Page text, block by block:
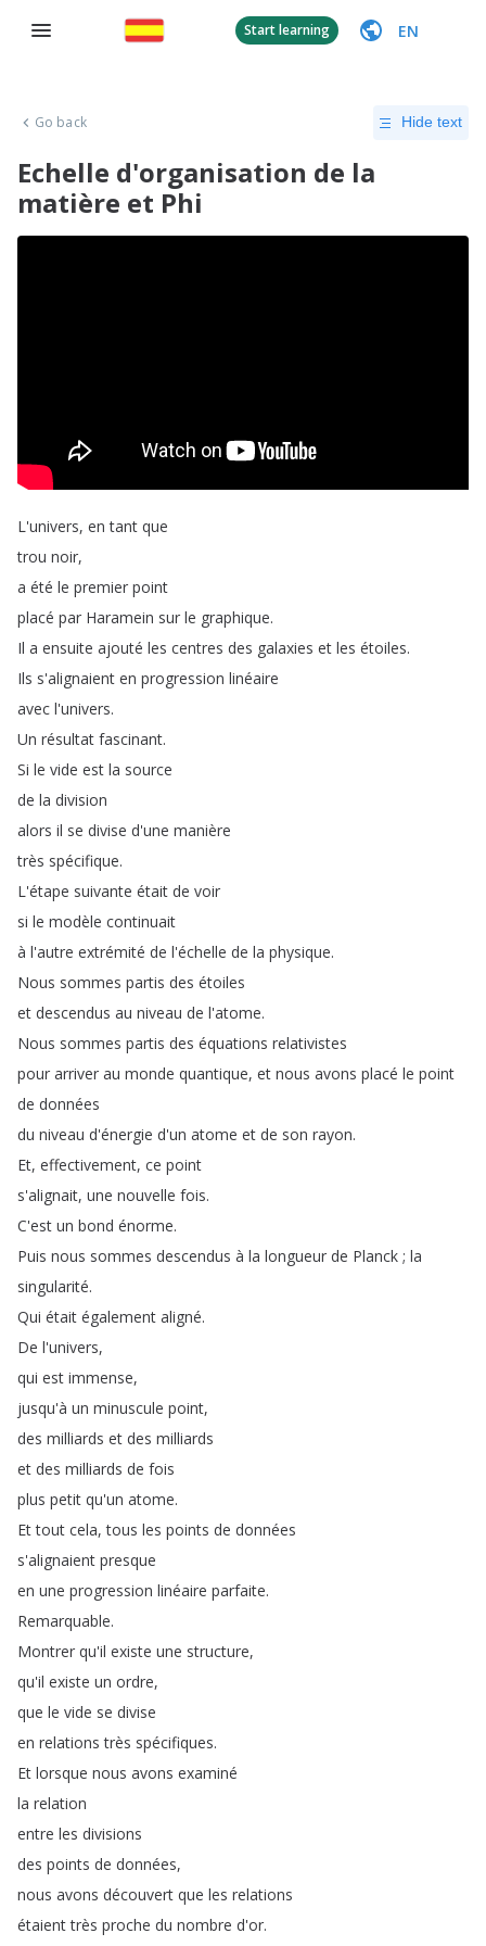
Start learning EN
Go back Hide text
Echelle d'organisation de la
matière et Phi
L'univers, en tant que
trou noir,
a été le premier point
placé par Haramein sur le graphique.
Il a ensuite ajouté les centres des galaxies et les étoiles.
Ils s'alignaient en progression linéaire
avec l'univers.
Un résultat fascinant.
Si le vide est la source
de la division
alors il se divise d'une manière
très spécifique.
L'étape suivante était de voir
si le modèle continuait
à l'autre extrémité de l'échelle de la physique.
Nous sommes partis des étoiles
et descendus au niveau de l'atome.
Nous sommes partis des équations relativistes
pour arriver au monde quantique, et nous avons placé le point
de données
du niveau d'énergie d'un atome et de son rayon.
Et, effectivement, ce point
s'alignait, une nouvelle fois.
C'est un bond énorme.
Puis nous sommes descendus à la longueur de Planck ; la
singularité.
Qui était également aligné.
De l'univers,
qui est immense,
jusqu'à un minuscule point,
des milliards et des milliards
et des milliards de fois
plus petit qu'un atome.
Et tout cela,tous les points de données
s'alignaient presque
en une progression linéaire parfaite.
Remarquable.
Montrer qu'il existe une structure,
qu'il existe un ordre,
que le vide se divise
en relations très spécifiques.
Et lorsque nous avons examiné
la relation
entre les divisions
des points de données,
nous avons découvert que les relations
étaient très proche du nombre d'or.